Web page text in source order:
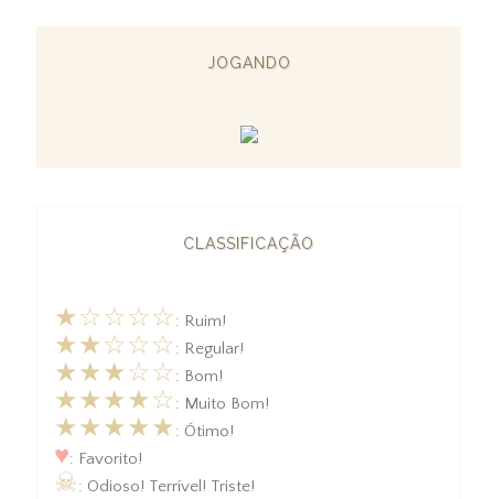
JOGANDO
CLASSIFICAÇÃO
★☆☆☆☆: Ruim!
★★☆☆☆: Regular!
★★★☆☆: Bom!
★★★★☆: Muito Bom!
★★★★★: Ótimo!
♥: Favorito!
☠: Odioso! Terrível! Triste!